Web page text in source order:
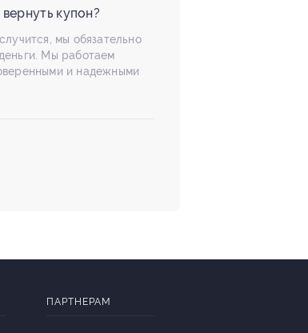
купон?
мы обязательно
Мы работаем
и надежными
ПАРТНЕРАМ